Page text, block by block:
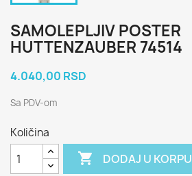
SAMOLEPLJIV POSTER
HUTTENZAUBER 74514
4.040,00 RSD
Sa PDV-om
Količina
 DODAJ U KORPU